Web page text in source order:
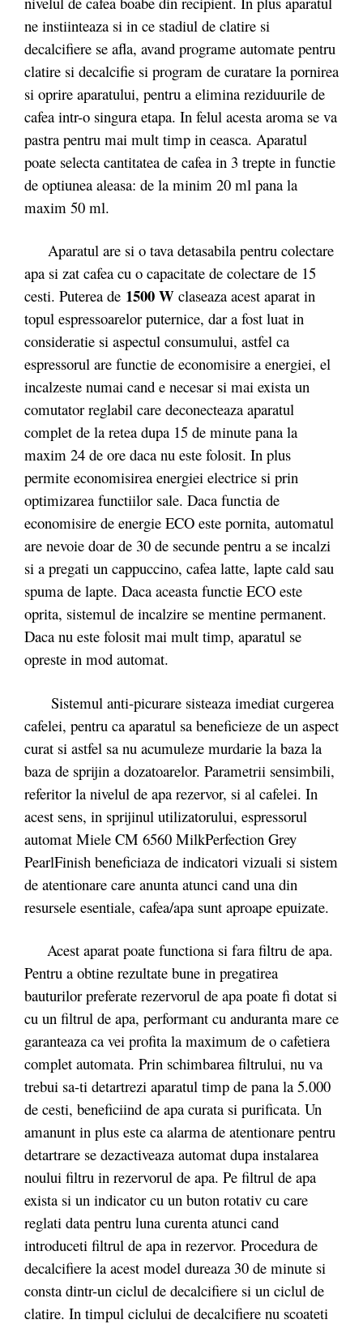
ne instiinteaza si in ce stadiul de clatire si
decalcifiere se afla, avand programe automate pentru
clatire si decalcifie si program de curatare la pornirea
si oprire aparatului, pentru a elimina reziduurile de
cafea intr-o singura etapa. In felul acesta aroma se va
pastra pentru mai mult timp in ceasca. Aparatul
poate selecta cantitatea de cafea in 3 trepte in functie
de optiunea aleasa: de la minim 20 ml pana la
maxim 50 ml.
Aparatul are si o tava detasabila pentru colectare
apa si zat cafea cu o capacitate de colectare de 15
cesti. Puterea de 1500 W claseaza acest aparat in
topul espressoarelor puternice, dar a fost luat in
consideratie si aspectul consumului, astfel ca
espressorul are functie de economisire a energiei, el
incalzeste numai cand e necesar si mai exista un
comutator reglabil care deconecteaza aparatul
complet de la retea dupa 15 de minute pana la
maxim 24 de ore daca nu este folosit. In plus
permite economisirea energiei electrice si prin
optimizarea functiilor sale. Daca functia de
economisire de energie ECO este pornita, automatul
are nevoie doar de 30 de secunde pentru a se incalzi
si a pregati un cappuccino, cafea latte, lapte cald sau
spuma de lapte. Daca aceasta functie ECO este
oprita, sistemul de incalzire se mentine permanent.
Daca nu este folosit mai mult timp, aparatul se
opreste in mod automat.
Sistemul anti-picurare sisteaza imediat curgerea
cafelei, pentru ca aparatul sa beneficieze de un aspect
curat si astfel sa nu acumuleze murdarie la baza la
baza de sprijin a dozatoarelor. Parametrii sensimbili,
referitor la nivelul de apa rezervor, si al cafelei. In
acest sens, in sprijinul utilizatorului, espressorul
automat Miele CM 6560 MilkPerfection Grey
PearlFinish beneficiaza de indicatori vizuali si sistem
de atentionare care anunta atunci cand una din
resursele esentiale, cafea/apa sunt aproape epuizate.
Acest aparat poate functiona si fara filtru de apa.
Pentru a obtine rezultate bune in pregatirea
bauturilor preferate rezervorul de apa poate fi dotat si
cu un filtrul de apa, performant cu anduranta mare ce
garanteaza ca vei profita la maximum de o cafetiera
complet automata. Prin schimbarea filtrului, nu va
trebui sa-ti detartrezi aparatul timp de pana la 5.000
de cesti, beneficiind de apa curata si purificata. Un
amanunt in plus este ca alarma de atentionare pentru
detartrare se dezactiveaza automat dupa instalarea
noului filtru in rezervorul de apa. Pe filtrul de apa
exista si un indicator cu un buton rotativ cu care
reglati data pentru luna curenta atunci cand
introduceti filtrul de apa in rezervor. Procedura de
decalcifiere la acest model dureaza 30 de minute si
consta dintr-un ciclul de decalcifiere si un ciclul de
clatire. In timpul ciclului de decalcifiere nu scoateti